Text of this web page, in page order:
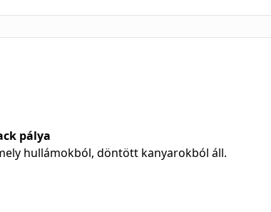
pálya
hullámokból, döntött kanyarokból áll.